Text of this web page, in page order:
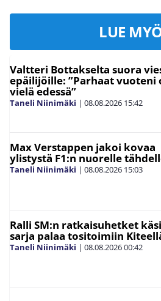
LUE
Valtteri Bottakselta suora
epäilijöille: ”Parhaat vuoteni
vielä edessä”
Taneli Niinimäki | 08.08.2026 15:42
Max Verstappen jakoi kovaa
ylistystä F1:n nuorelle
Taneli Niinimäki | 08.08.2026 15:03
Ralli SM:n ratkaisuhetket
sarja palaa tositoimiin
Taneli Niinimäki | 08.08.202600:42